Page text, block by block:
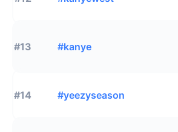
#13 #kanye
#14 #yeezyseason